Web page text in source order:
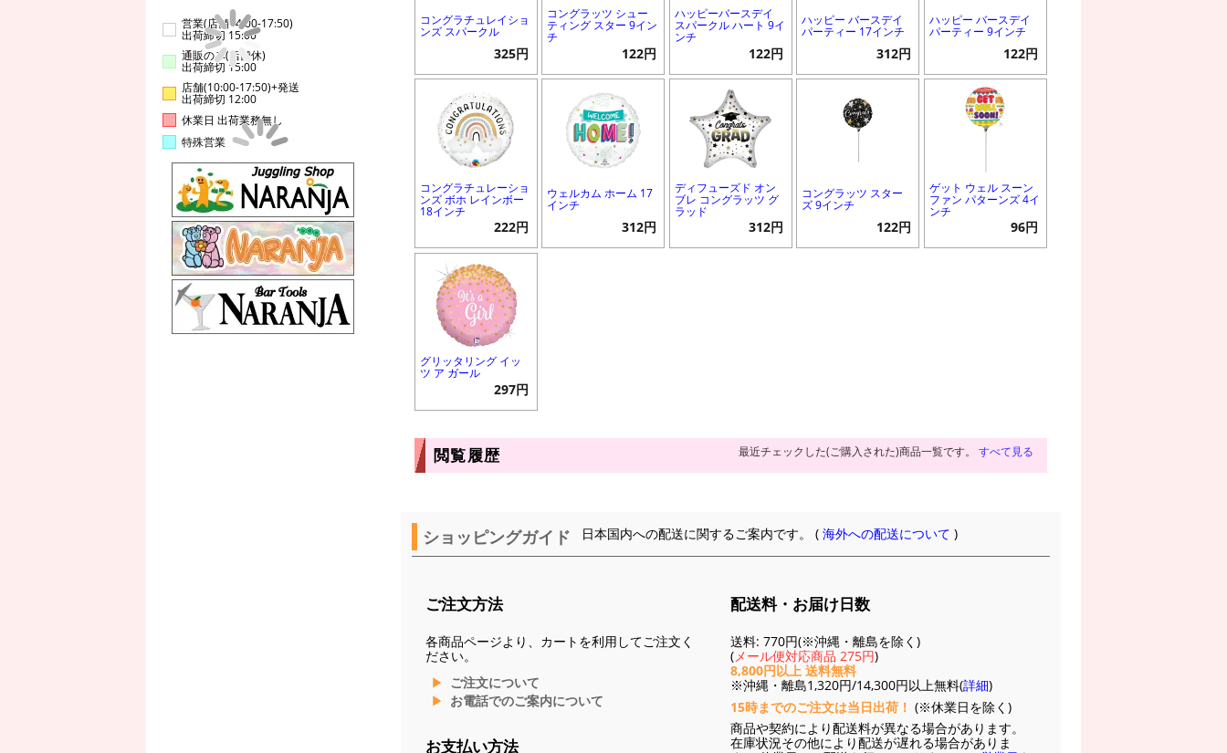
営業(店舗14:00-17:50)
出荷締切 15:00
通販のみ(店舗休)
出荷締切 15:00
店舗(10:00-17:50)+発送
出荷締切 12:00
休業日 出荷業務無し
特殊営業
コングラチュレイショ
ンズ スパークル
325円
コングラッツ シュー
ティング スター 9イン
チ
122円
ハッピーバースデイ
スパークル ハート 9イ
ンチ
122円
ハッピー バースデイ
パーティー 17インチ
312円
ハッピー バースデイ
パーティー 9インチ
122円
コングラチュレーショ
ンズ ボホ レインボー
18インチ
222円
ウェルカム ホーム 17
インチ
312円
ディフューズド オン
ブレ コングラッツ グ
ラッド
312円
コングラッツ スター
ズ 9インチ
122円
ゲット ウェル スーン
ファン パターンズ 4イ
ンチ
96円
グリッタリング イッ
ツ ア ガール
297円
閲覧履歴 最近チェックした(ご購入された)商品一覧です。 すべて見る
ショッピングガイド 日本国内への配送に関するご案内です。 (海外への配送について )
ご注文方法
各商品ページより、カートを利用してご注文く
ださい。
ご注文について
お電話でのご案内について
お支払い方法
配送料・お届け日数
送料: 770円(※沖縄・離島を除く)
(メール便対応商品 275円)
8,800円以上 送料無料
※沖縄・離島1,320円/14,300円以上無料(詳細)
15時までのご注文は当日出荷！ (※休業日を除く)
商品や契約により配送料が異なる場合があります。
在庫状況その他により配送が遅れる場合がありま